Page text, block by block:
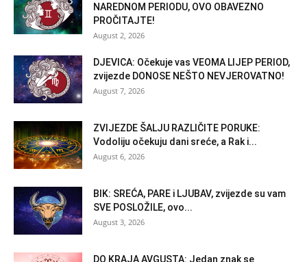
NAREDNOM PERIODU, OVO OBAVEZNO
PROČITAJTE!
August 2, 2026
DJEVICA: Očekuje vas VEOMA LIJEP PERIOD,
zvijezde DONOSE NEŠTO NEVJEROVATNO!
August 7, 2026
ZVIJEZDE ŠALJU RAZLIČITE PORUKE:
Vodoliju očekuju dani sreće, a Rak i...
August 6, 2026
BIK: SREĆA, PARE i LJUBAV, zvijezde su vam
SVE POSLOŽILE, ovo...
August 3, 2026
DO KRAJA AVGUSTA: Jedan znak se